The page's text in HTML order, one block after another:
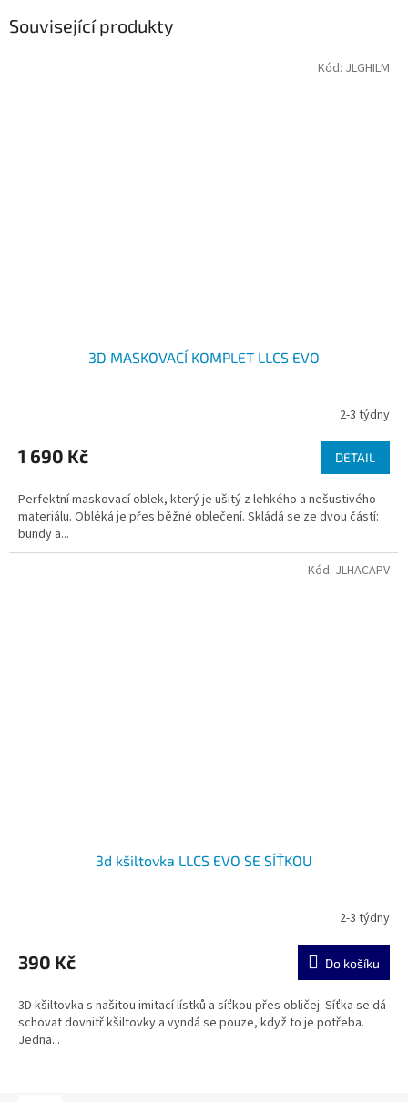
Související produkty
3D MASKOVACÍ KOMPLET LLCS EVO
2-3 týdny
1 690 Kč DETAIL
Perfektní maskovací oblek, který je ušitý z lehkého a nešustivého
materiálu. Obléká je přes běžné oblečení. Skládá se ze dvou částí:
bundy a...
Kód: JLGHILM
3d kšiltovka LLCS EVO SE SÍŤKOU
2-3 týdny
390 Kč Do košíku
3D kšiltovka s našitou imitací lístků a síťkou přes obličej. Síťka se dá
schovat dovnitř kšiltovky a vyndá se pouze, když to je potřeba.
Jedna...
Kód: JLHACAPV